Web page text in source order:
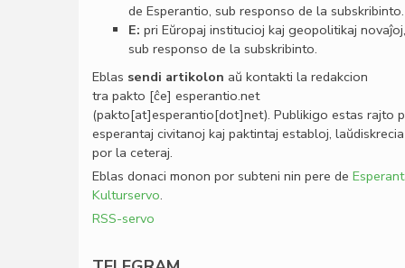
de Esperantio, sub responso de la subskribinto.
E: pri Eŭropaj institucioj kaj geopolitikaj novaĵoj,
sub responso de la subskribinto.
Eblas sendi artikolon aŭ kontakti la redakcion
tra pakto [ĉe] esperantio.net
(pakto[at]esperantio[dot]net). Publikigo estas rajto
esperantaj civitanoj kaj paktintaj establoj, laŭdiskrecia
por la ceteraj.
Eblas donaci monon por subteni nin pere de
Kulturservo.
RSS-servo